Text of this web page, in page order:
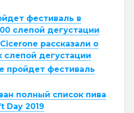
фестиваль в
слепой дегустации
рассказали о
слепой дегустации
пройдет фестиваль
полный список пива
Day 2019